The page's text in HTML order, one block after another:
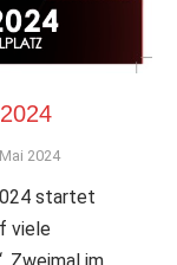
2024
startet
viele
Zweimal im